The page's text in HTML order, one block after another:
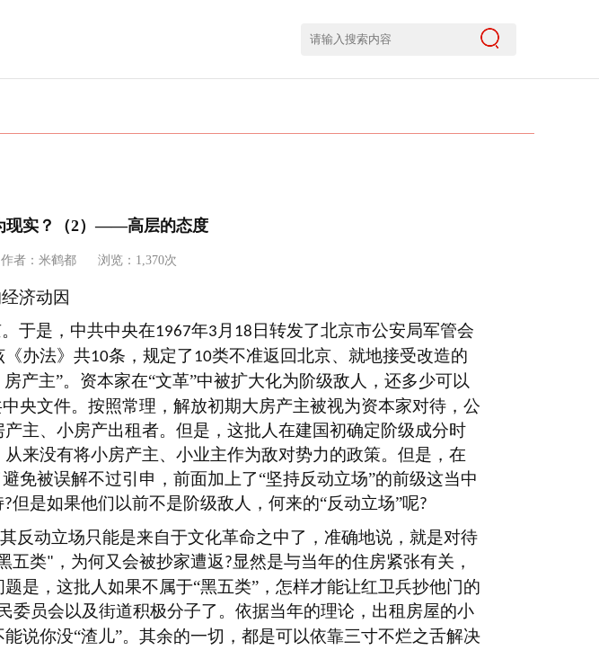
现实？（2）——高层的态度
作者：米鹤都 浏览：1,370次
济动因
于是，中共中央在1967年3 月 18 日转发了北京市公安局军管会
《办法》共10条，规定了 10类不准返回北京、就地接受改造的
产主”。资本家在“文革”中被扩大化为阶级敌人，还多少可以
央文件。按照常理，解放初期大房产主被视为资本家对待，公
主、小房产出租者。但是，这批人在建国初确定阶级成分时
来没有将小房产主、小业主作为敌对势力的政策。但是，在
免被误解不过引申，前面加上了“坚持反动立场”的前级这当中
?但是如果他们以前不是阶级敌人，何来的“反动立场”呢?
反动立场只能是来自于文化革命之中了，准确地说，就是对待
五类" ，为何又会被抄家遭返?显然是与当年的住房紧张有关，
是，这批人如果不属于“黑五类”，怎样才能让红卫兵抄他门的
委员会以及街道积极分子了。依据当年的理论，出租房屋的小
说你没“渣儿”。其余的一切，都是可以依靠三寸不烂之舌解决